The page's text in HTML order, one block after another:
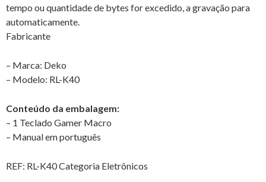
tempo ou quantidade de bytes for excedido, a gravação para
automaticamente.
Fabricante
– Marca: Deko
– Modelo: RL-K40
Conteúdo da embalagem:
– 1 Teclado Gamer Macro
– Manual em português
REF: RL-K40Categoria Eletrônicos